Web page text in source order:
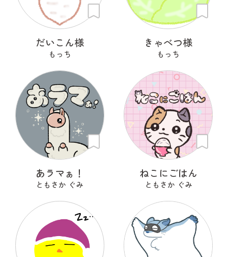
だいこん様
もっち
きゃべつ様
もっち
あラマぁ！
ともさか ぐみ
ねこにごはん
ともさか ぐみ